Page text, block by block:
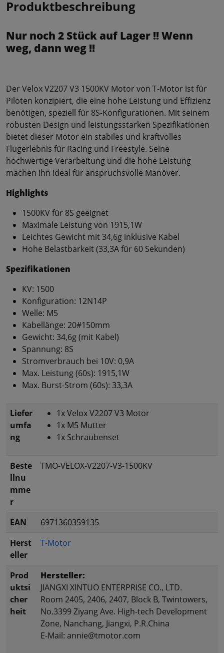
Produktbeschreibung
Nur noch 2 Stück auf Lager !! Wenn
weg, dann weg !!
Der Velox V2207 V3 1500KV Motor von T-Motor ist für
Piloten konzipiert, die eine hohe Leistung und Effizienz
benötigen, speziell für 8S-Konfigurationen. Mit seinem
robusten Design und leistungsstarken Spezifikationen
bietet dieser Motor ein stabiles und kraftvolles
Flugerlebnis für Racing und Freestyle. Seine
hochwertige Verarbeitung und die hohe Leistung
machen ihn ideal für anspruchsvolle Manöver.
Highlights
1500KV für 8S geeignet
Maximale Leistung von 1915,1W
Leichtes Gewicht mit 34,6g inklusive Kabel
Hohe Belastbarkeit (33,3A für 60 Sekunden)
Spezifikationen
KV: 1500
Konfiguration: 12N14P
Welle: M5
Kabellänge: 20#150mm
Gewicht: 34,6g (mit Kabel)
Spannung: 8S
Stromverbrauch bei 10V: 0,9A
Max. Leistung (60s): 1915,1W
Max. Burst-Strom (60s): 33,3A
Liefer
umfa
ng
1x Velox V2207 V3 Motor
1x M5 Mutter
1x Schraubenset
Beste
llnu
mme
r
TMO-VELOX-V2207-V3-1500KV
EAN
6971360359135
Herst
eller
T-Motor
Prod
uktsi
cher
heit
Hersteller:
JIANGXI XINTUO ENTERPRISE CO., LTD.
Room 2405, 2406, 2407, Block B, Twintowers,
No.3399 Ziyang Ave. High-tech Development
Zone, Nanchang, Jiangxi, P.R.China
E-Mail: annie@tmotor.com